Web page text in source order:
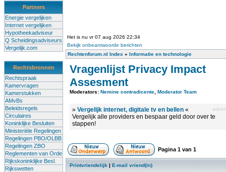
Partners
Energie vergelijken
Internet vergelijken
Hypotheekadviseur
Q Scheidingsadviseurs
Vergelijk.com
Rechtsbronnen
Rechtspraak
Kamervragen
Kamerstukken
AMvBs
Beleidsregels
Circulaires
Koninklijke Besluiten
Ministeriële Regelingen
Regelingen PBO/OLBB
Regelingen ZBO
Reglementen van Orde
Rijkskoninklijke Besl.
Rijkswetten
Het is nu vr 07 aug 2026 22:34
Bekijk onbeantwoorde berichten
Rechtenforum.nl Index » Informatie en technologie
Vragenlijst Privacy Impact
Assesment
Moderators: Nemine contradicente Moderator Team
» Vergelijk internet, digitale tv en bellen «
Vergelijk alle providers en bespaar geld door over te
stappen!
Pagina 1 van 1
Printvriendelijk | E-mail vriend(in)